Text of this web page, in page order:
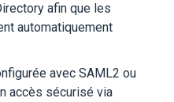
afin que les
automatiquement
avec SAML2 ou
accès sécurisé via